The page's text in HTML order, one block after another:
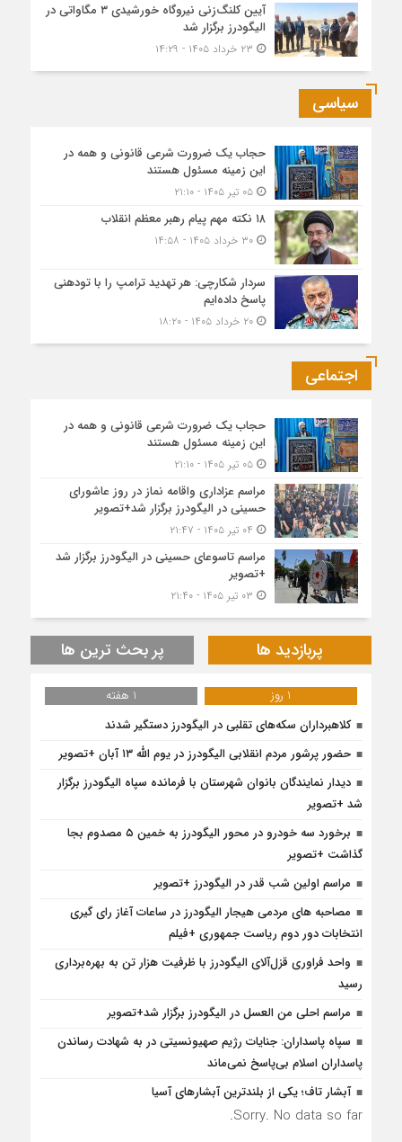
آیین کلنگ‌زنی نیروگاه خورشیدی ۳ مگاواتی در
الیگودرز برگزار شد
سیاسی
حجاب یک ضرورت شرعی قانونی و همه در
این زمینه مسئول هستند
۰۵ تیر ۱۴۰۵ - ۲۱:۱۰
۱۸ نکته مهم پیام رهبر معظم انقلاب
۳۰ خرداد ۱۴۰۵ - ۱۴:۵۸
سردار شکارچی: هر تهدید ترامپ را با تودهنی
پاسخ داده‌ایم
۲۰ خرداد ۱۴۰۵ - ۱۸:۲۰
اجتماعی
حجاب یک ضرورت شرعی قانونی و همه در
این زمینه مسئول هستند
۰۵ تیر ۱۴۰۵ - ۲۱:۱۰
مراسم عزاداری واقامه نماز در روز عاشورای
حسینی در الیگودرز برگزار شد+تصویر
مراسم تاسوعای حسینی در الیگودرز برگزار شد
+تصویر
پربازدید ها پر بحث ترین ها
1 روز
1 هفته
کلاهبرداران سکه‌های تقلبی در الیگودرز دستگیر شدند
حضور پرشور مردم انقلابی الیگودرز در یوم الله ۱۳ آبان +تصویر
دیدار نمایندگان بانوان شهرستان با فرمانده سپاه الیگودرز برگزار
شد +تصویر
برخورد سه خودرو در محور الیگودرز به خمین ۵ مصدوم بجا
گذاشت +تصویر
مراسم اولین شب قدر در الیگودرز +تصویر
مصاحبه های مردمی هیجار الیگودرز در ساعات آغاز رای گیری
انتخابات دور دوم ریاست جمهوری +فیلم
واحد فراوری قزل‌آلای الیگودرز با ظرفیت هزار تن به بهره‌برداری
رسید
مراسم احلی من العسل در الیگودرز برگزار شد+تصویر
سپاه پاسداران: جنایات رژیم صهیونسیتی در به شهادت رساندن
پاسداران اسلام بی‌پاسخ نمی‌ماند
آبشار تاف؛ یکی از بلندترین آبشارهای آسیا
Sorry. No data so far.